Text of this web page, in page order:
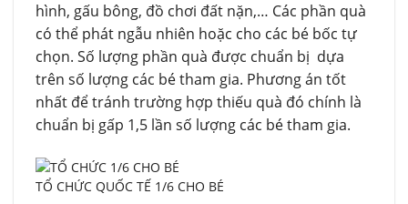
hình, gấu bông, đồ chơi đất nặn,… Các phần quà
có thể phát ngẫu nhiên hoặc cho các bé bốc tự
chọn. Số lượng phần quà được chuẩn bị dựa
trên số lượng các bé tham gia. Phương án tốt
nhất để tránh trường hợp thiếu quà đó chính là
chuẩn bị gấp 1,5 lần số lượng các bé tham gia.
TỔ CHỨC QUỐC TẾ 1/6 CHO BÉ